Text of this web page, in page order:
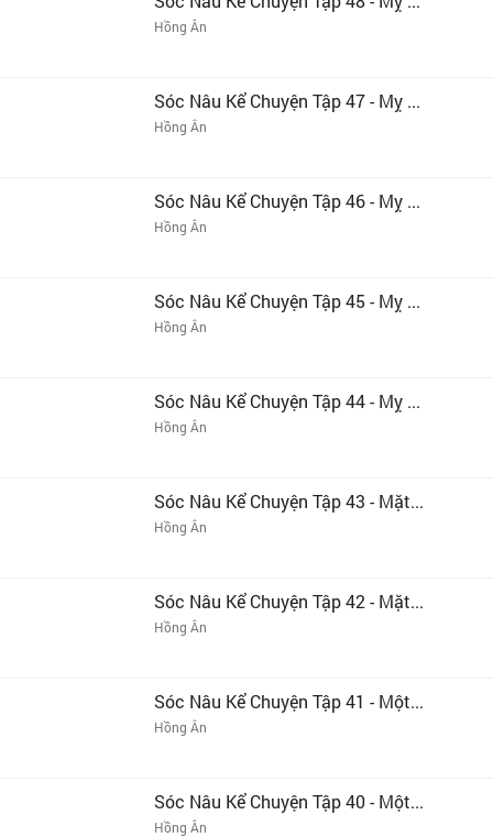
Hồng Ân
Sóc Nâu Kể Chuyện Tập 47 - Mỵ ...
Hồng Ân
Sóc Nâu Kể Chuyện Tập 46 - Mỵ ...
Hồng Ân
Sóc Nâu Kể Chuyện Tập 45 - Mỵ ...
Hồng Ân
Sóc Nâu Kể Chuyện Tập 44 - Mỵ ...
Hồng Ân
Sóc Nâu Kể Chuyện Tập 43 - Mặt...
Hồng Ân
Sóc Nâu Kể Chuyện Tập 42 - Mặt...
Hồng Ân
Sóc Nâu Kể Chuyện Tập 41 - Một...
Hồng Ân
Sóc Nâu Kể Chuyện Tập 40 - Một...
Hồng Ân